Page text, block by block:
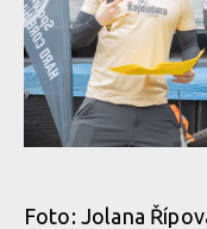
Foto: Jolana